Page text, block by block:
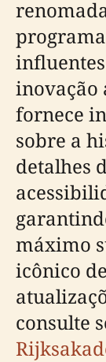
inovação
fornece
sobre a
detalhes
máximo
icônico
consulte